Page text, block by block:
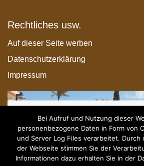
Rechtliches usw.
Auf dieser Seite werben
Datenschutzerklärung
Impressum
Bei Aufruf und Nutzung dieser
personenbezogene Daten in Form von
und Server Log Files verarbeitet.
der Webseite stimmen Sie der
Informationen dazu erhalten Sie in der